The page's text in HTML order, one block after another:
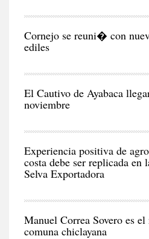
Cornejo se reuni� con
ediles
El Cautivo de Ayabaca
noviembre
Experiencia positiva de
costa debe ser replicada en
Selva Exportadora
Manuel Correa Sovero es el
comuna chiclayana